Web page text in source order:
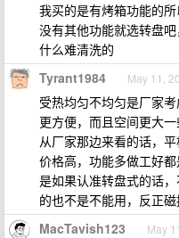
我买的是有烤箱功能的
没有其他功能就选转盘
什么难清洗的
Tyrant1984 May 11,
受热均匀不均匀是厂家
更方便，而且空间更大一
从厂家那边来看的话，
价格高，功能多做工好
是如果认准转盘式的话
的也不是不能用，反正
MacTavish123 May